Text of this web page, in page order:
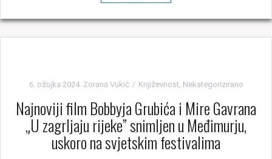
6. ožujka 2024. Zorana Vukić Književnost, Nekategorizirano
Najnoviji film Bobbyja Grubića i Mire Gavrana
„U zagrljaju rijeke” snimljen u Međimurju,
uskoro na svjetskim festivalima